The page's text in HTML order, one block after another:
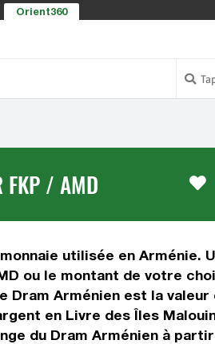
Orient360
FKP / AMD
utilisée en Arménie.
ou le montant de votre
Dram Arménien est la
en Livre des Îles
du Dram Arménien à partir